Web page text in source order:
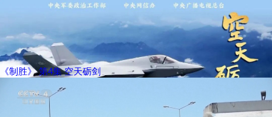
《制胜》 第4集 空天砺剑